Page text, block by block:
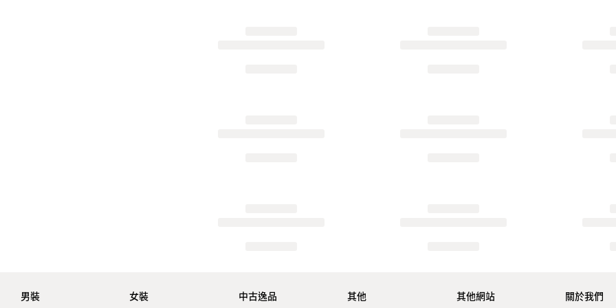
男裝 女裝 中古逸品 其他 其他網站 關於我們